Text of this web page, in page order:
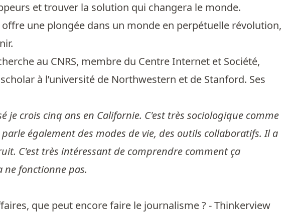
et trouver la solution qui changera le monde.
une plongée dans un monde en perpétuelle révolution,
au CNRS, membre du Centre Internet et Société,
à l’université de Northwestern et de Stanford. Ses
je crois cinq ans en Californie. C'est très sociologique comme
également des modes de vie, des outils collaboratifs. Il a
C'est très intéressant de comprendre comment ça
fonctionne pas.
que peut encore faire le journalisme ? - Thinkerview